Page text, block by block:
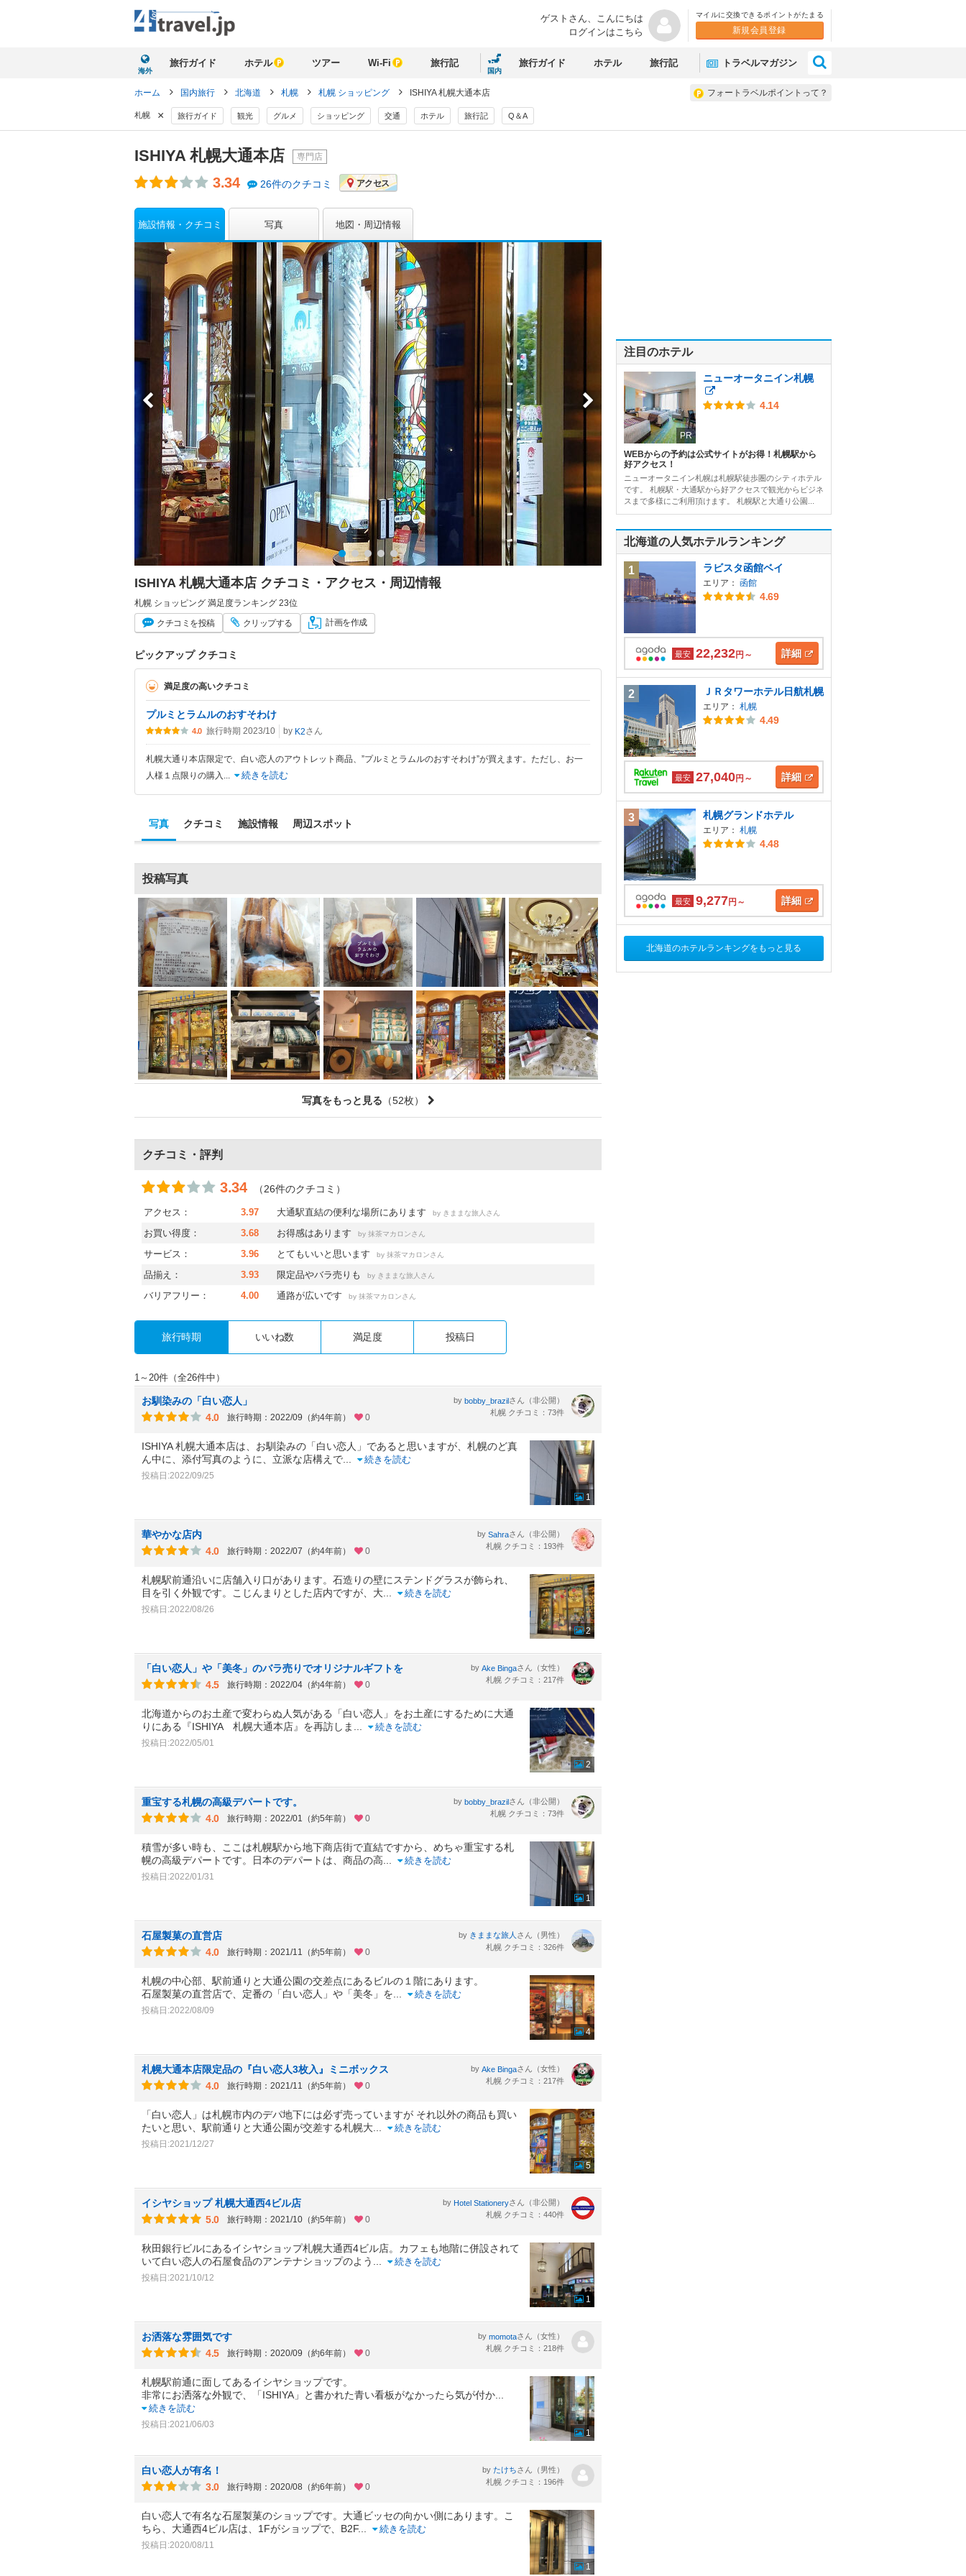
ゲストさん、 こんにちは
ログインはこちら
マイルに交換できるポイントがたまる
新規会員登録
海外
旅行ガイド ホテル ツアー Wi-Fi 旅行記
国内
旅行ガイド ホテル 旅行記 トラベルマガジン
フォートラベルポイントって？
ホーム 国内旅行 北海道 札幌 札幌 ショッピング ISHIYA 札幌大通本店
札幌 × 旅行ガイド 観光 グルメ ショッピング 交通 ホテル 旅行記 Q＆A
ISHIYA 札幌大通本店 専門店
3.34 26件のクチコミ アクセス
施設情報・クチコミ 写真 地図・周辺情報
ISHIYA 札幌大通本店 クチコミ・アクセス・周辺情報
札幌 ショッピング 満足度ランキング 23位
クチコミ を投稿 クリップする 計画を作成
ピックアップ クチコミ
満足度の高いクチコミ
プルミとラムルのおすそわけ
4.0 旅行時期 2023/10 by K2さん
札幌大通り本店限定で、白い恋人のアウトレット商品、”プルミとラムルのおすそわけ”が買えます。ただし、お一
人様１点限りの購入
続きを読む
写真 クチコミ 施設情報 周辺スポット
投稿写真
写真をもっと見る （52枚）
クチコミ・評判
3.34 （26件のクチコミ）
アクセス： 3.97 大通駅直結の便利な場所にあります by きままな旅人 さん
お買い得度： 3.68 お得感はあります by 抹茶マカロンさん
サービス： 3.96 とてもいいと思います by 抹茶マカロンさん
品揃え： 3.93 限定品やバラ売りも by きままな旅人 さん
バリアフリー： 4.00 通路が広いです by 抹茶マカロンさん
旅行時期 いいね数 満足度 投稿日
1～20件（全26件中）
お馴染みの「白い恋人」
4.0
旅行時期：2022/09（約4年前） 0
by bobby_brazilさん（非公開）
札幌 クチコミ：73件
ISHIYA 札幌大通本店は、お馴染みの「白い恋人」であると思いますが、札幌のど真
ん中に、添付写真のように、立派な店構えで
続きを読む
投稿日:2022/09/25
1
華やかな店内
4.0
旅行時期：2022/07（約4年前） 0
by Sahraさん（非公開）
札幌 クチコミ：193件
札幌駅前通沿いに店舗入り口があります。石造りの壁にステンドグラスが飾られ、
目を引く外観です。こじんまりとした店内ですが、大
続きを読む
投稿日:2022/08/26
2
「白い恋人」や「美冬」のバラ売りでオリジナルギフトを
4.5
旅行時期：2022/04（約4年前） 0
by Ake Bingaさん（女性）
札幌 クチコミ：217件
北海道からのお土産で変わらぬ人気がある「白い恋人」をお土産にするために大通
りにある『ISHIYA 札幌大通本店』を再訪しま
続きを読む
投稿日:2022/05/01
2
重宝する札幌の高級デパートです。
4.0
旅行時期：2022/01（約5年前） 0
by bobby_brazilさん（非公開）
札幌 クチコミ：73件
積雪が多い時も、ここは札幌駅から地下商店街で直結ですから、めちゃ重宝する札
幌の高級デパートです。日本のデパートは、商品の高
続きを読む
投稿日:2022/01/31
1
石屋製菓の直営店
4.0
旅行時期：2021/11（約5年前） 0
by きままな旅人 さん（男性）
札幌 クチコミ：326件
札幌の中心部、駅前通りと大通公園の交差点にあるビルの１階にあります。
石屋製菓の直営店で、定番の「白い恋人」や「美冬」を
続きを読む
投稿日:2022/08/09
4
札幌大通本店限定品の『白い恋人3枚入』ミニボックス
4.0
旅行時期：2021/11（約5年前） 0
by Ake Bingaさん（女性）
札幌 クチコミ：217件
「白い恋人」は札幌市内のデパ地下には必ず売っていますが それ以外の商品も買い
たいと思い、駅前通りと大通公園が交差する札幌大
続きを読む
投稿日:2021/12/27
5
イシヤショップ 札幌大通西4ビル店
5.0
旅行時期：2021/10（約5年前） 0
by Hotel Stationeryさん（非公開）
札幌 クチコミ：440件
秋田銀行ビルにあるイシヤショップ札幌大通西4ビル店。カフェも地階に併設されて
いて白い恋人の石屋食品のアンテナショップのよう
続きを読む
投稿日:2021/10/12
1
お洒落な雰囲気です
4.5
旅行時期：2020/09（約6年前） 0
by momotaさん（女性）
札幌 クチコミ：218件
札幌駅前通に面してあるイシヤショップです。
非常にお洒落な外観で、「ISHIYA」と書かれた青い看板がなかったら気が付か
続きを読む
投稿日:2021/06/03
1
白い恋人が有名！
3.0
旅行時期：2020/08（約6年前） 0
by たけちさん（男性）
札幌 クチコミ：196件
白い恋人で有名な石屋製菓のショップです。大通ビッセの向かい側にあります。こ
ちら、大通西4ビル店は、1Fがショップで、B2F... 続きを読む
投稿日:2020/08/11
1
注目のホテル
PR
ニューオータニイン札幌
4.14
WEBからの予約は公式サイトがお得！札幌駅から
好アクセス！
ニューオータニイン札幌は札幌駅徒歩圏のシティホテル
です。 札幌駅・大通駅から好アクセスで観光からビジネ
スまで多様にご利用頂けます。 札幌駅と大通り公園...
北海道の人気ホテルランキング
1 ラビスタ函館ベイ
エリア： 函館
4.69
最安 22,232円～ 詳細
2 ＪＲタワーホテル日航札幌
エリア： 札幌
4.49
最安 27,040円～ 詳細
3 札幌グランドホテル
エリア： 札幌
4.48
最安 9,277円～ 詳細
北海道のホテルランキングをもっと見る